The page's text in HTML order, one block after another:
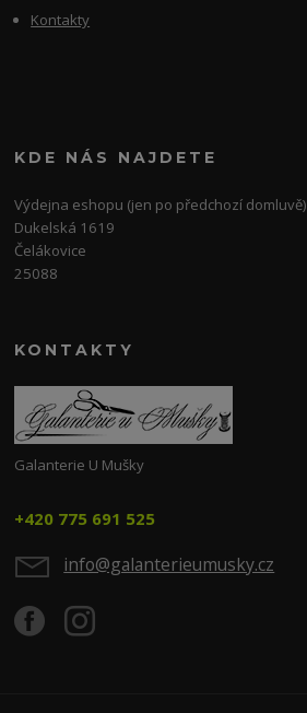
Kontakty
KDE NÁS NAJDETE
Výdejna eshopu (jen po předchozí domluvě)
Dukelská 1619
Čelákovice
25088
KONTAKTY
Galanterie U Mušky
+420 775 691 525
info@galanterieumusky.cz